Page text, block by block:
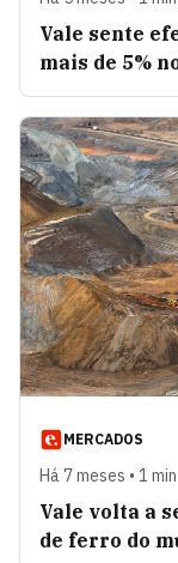
Vale sente
mais de 5%
MERCADOS
Há 7 meses • 1
Vale volta a
de ferro do